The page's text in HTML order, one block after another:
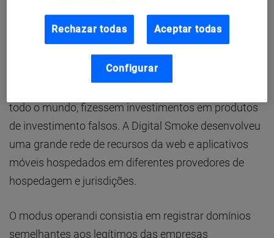
Os atores maliciosos por trás dessa rede, que tem
sido chamada de «Digital Smoke», operavam se
passando por corporações mundialmente famosas,
Verizon, BackRock, Ferrari, Shell
todo o mundo, fizessem investimentos em produtos
de investimento falsos. A Digital Smoke desenvolveu
uma grande rede de recursos da web e aplicativos
móveis hospedados em diferentes provedores de
hospedagem e jurisdições.
O modus operandi consistia em registrar domínios
semelhantes aos legítimos das empresas
Rechazar todas Aceptar todas
Configurar